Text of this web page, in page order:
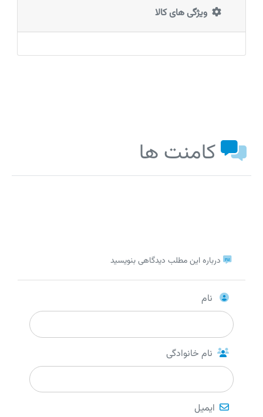
ویژگی های کالا
کامنت ها
درباره این مطلب دیدگاهی بنویسید
نام
نام خانوادگی
ایمیل